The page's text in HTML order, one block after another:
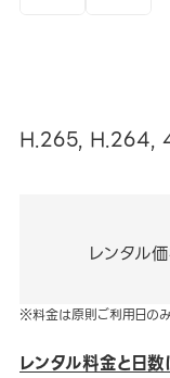
H.265, H.264,
レンタル
※料金は原則ご利用日のみ
レンタル料金と日